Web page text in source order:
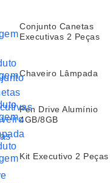
Conjunto Canetas
Executivas 2 Peças
Chaveiro Lâmpada
Pen Drive Alumínio
4GB/8GB
Kit Executivo 2 Peças